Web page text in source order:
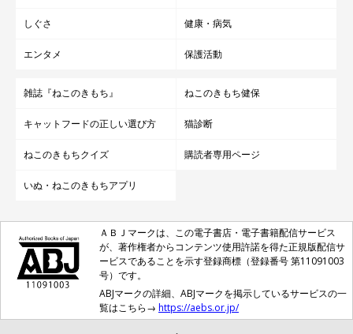
しぐさ 健康・病気
エンタメ 保護活動
雑誌『ねこのきもち』 ねこのきもち健保
キャットフードの正しい選び方 猫診断
ねこのきもちクイズ 購読者専用ページ
いぬ・ねこのきもちアプリ
ＡＢＪマークは、この電子書店・電子書籍配信サービス
が、著作権者からコンテンツ使用許諾を得た正規版配信サ
ービスであることを示す登録商標（登録番号 第11091003
号）です。
ABJマークの詳細、ABJマークを掲示しているサービスの一
覧はこちら→ https://aebs.or.jp/